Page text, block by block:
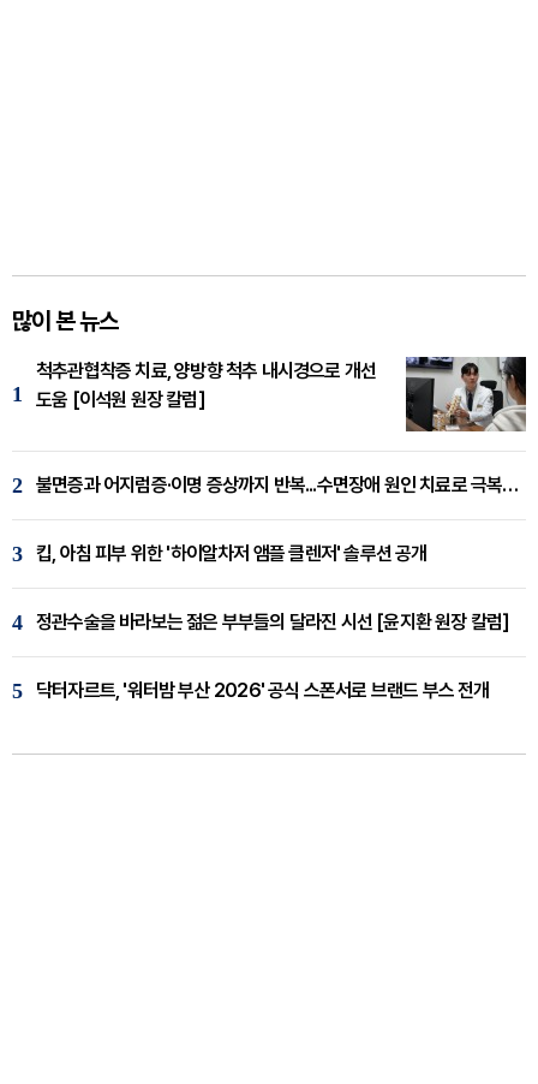
많이 본 뉴스
1
척추관협착증 치료, 양방향 척추 내시경으로 개선
도움 [이석원 원장 칼럼]
2 불면증과 어지럼증·이명 증상까지 반복...수면장애 원인 치료로 극복해야
3 킵, 아침 피부 위한 '하이알차저 앰플 클렌저' 솔루션 공개
4 정관수술을 바라보는 젊은 부부들의 달라진 시선 [윤지환 원장 칼럼]
5 닥터자르트, '워터밤 부산 2026' 공식 스폰서로 브랜드 부스 전개